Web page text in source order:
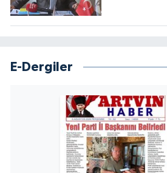
E-Dergiler